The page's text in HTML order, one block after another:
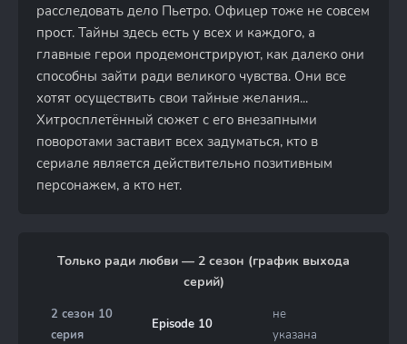
расследовать дело Пьетро. Офицер тоже не совсем
прост. Тайны здесь есть у всех и каждого, а
главные герои продемонстрируют, как далеко они
способны зайти ради великого чувства. Они все
хотят осуществить свои тайные желания...
Хитросплетённый сюжет с его внезапными
поворотами заставит всех задуматься, кто в
сериале является действительно позитивным
персонажем, а кто нет.
Только ради любви — 2 сезон (график выхода
серий)
2 сезон 10
серия
Episode 10
не
указана